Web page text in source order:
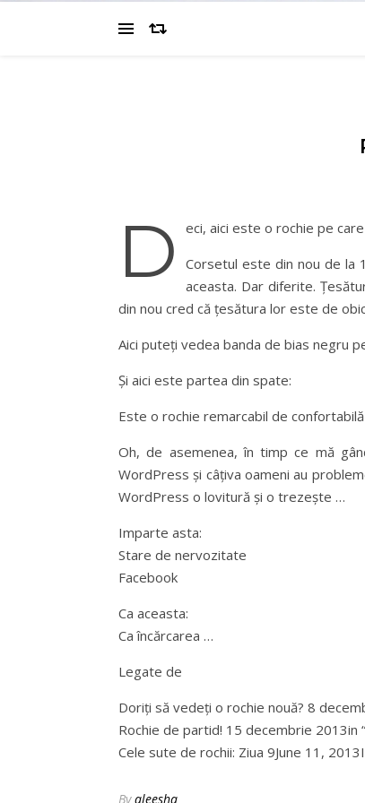
D
eci, aici este o rochie pe
Corsetul este din nou de la
aceasta. Dar diferite.
din nou cred că țesătura lor este de
Aici puteți vedea banda de bias negru
Și aici este partea din spate:
Este o rochie remarcabil de
Oh, de asemenea, în timp ce mă
WordPress și câțiva oameni au
WordPress o lovitură și o trezește …
Imparte asta:
Stare de nervozitate
Facebook
Ca aceasta:
Ca încărcarea …
Legate de
Doriți să vedeți o rochie nouă? 8
Rochie de partid! 15 decembrie 2013in
Cele sute de rochii: Ziua 9June 11,
Byaleesha